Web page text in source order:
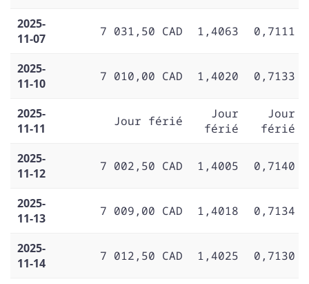
2025-
11-07
7 031,50 CAD 1,4063 0,7111
2025-
11-10
7 010,00 CAD 1,4020 0,7133
2025-
11-11
Jour férié
Jour
férié
Jour
férié
2025-
11-12
7 002,50 CAD 1,4005 0,7140
2025-
11-13
7 009,00 CAD 1,4018 0,7134
2025-
11-14
7 012,50 CAD 1,4025 0,7130